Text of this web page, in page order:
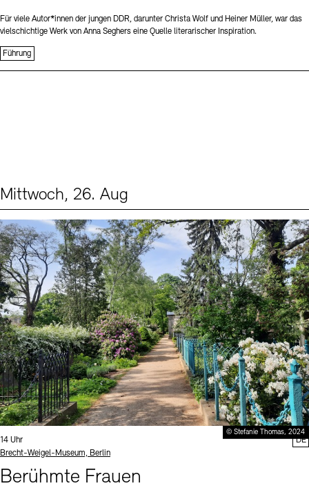
Für viele Autor*innen der jungen DDR, darunter Christa Wolf und Heiner Müller, war das
vielschichtige Werk von Anna Seghers eine Quelle literarischer Inspiration.
Führung
Mittwoch, 26. Aug
© Stefanie Thomas, 2024
Uhrzeit:
14 Uhr
Standort
Brecht-Weigel-Museum, Berlin
Berühmte Frauen
DE